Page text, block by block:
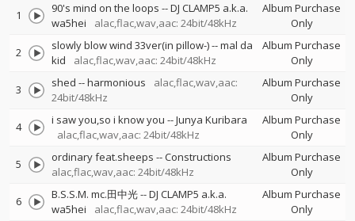
1 90's mind on the loops --DJ CLAMP5 a.k.a.
wa5hei
alac,flac,wav,aac: 24bit/48kHz
Album Purchase
Only
2 slowly blow wind 33ver(in pillow-)--mal da
kid
alac,flac,wav,aac: 24bit/48kHz
Album Purchase
Only
3 shed --harmonious
alac,flac,wav,aac:
24bit/48kHz
Album Purchase
Only
4 i saw you,so i know you --Junya Kuribara
alac,flac,wav,aac: 24bit/48kHz
Album Purchase
Only
5 ordinary feat.sheeps --Constructions
alac,flac,wav,aac: 24bit/48kHz
Album Purchase
Only
6 B.S.S.M. mc.田中光--DJ CLAMP5 a.k.a.
wa5hei
alac,flac,wav,aac: 24bit/48kHz
Album Purchase
Only